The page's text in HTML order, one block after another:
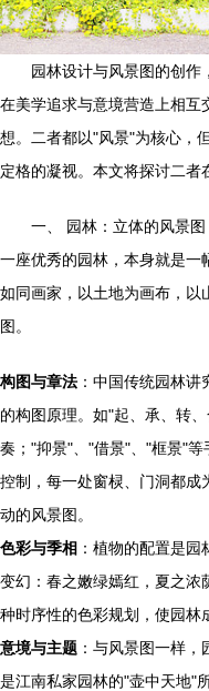
园林设计与风景图的创作
在美学追求与意境营造上相互
想。二者都以"风景"为核心，
定格的凝视。本文将探讨二者
一、 园林：立体的风景图
一座优秀的园林，本身就是一
如同画家，以土地为画布，以
图。
构图与章法 ：中国传统园林
的构图原理。如"起、承、转
奏；"抑景"、"借景"、"框景"
控制，每一处窗棂、门洞都成
动的风景图。
色彩与季相 ：植物的配置是
变幻：春之嫩绿嫣红，夏之浓
种时序性的色彩规划，使园林
意境与主题 ：与风景图一样
是江南私家园林的"壶中天地"